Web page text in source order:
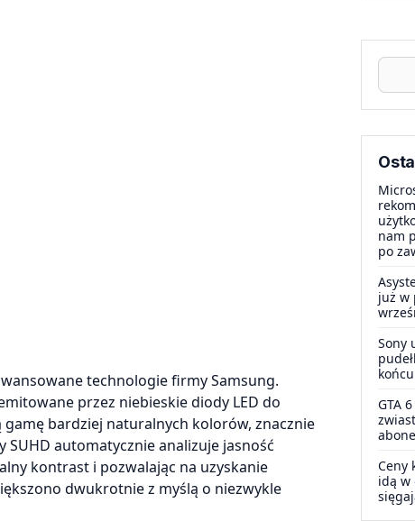
technologie firmy Samsung.
przez niebieskie diody LED do
bardziej naturalnych kolorów, znacznie
automatycznie analizuje jasność
kontrast i pozwalając na uzyskanie
dwukrotnie z myślą o niezwykle
nam
po
już w
Sony
GTA
Ceny
idą w